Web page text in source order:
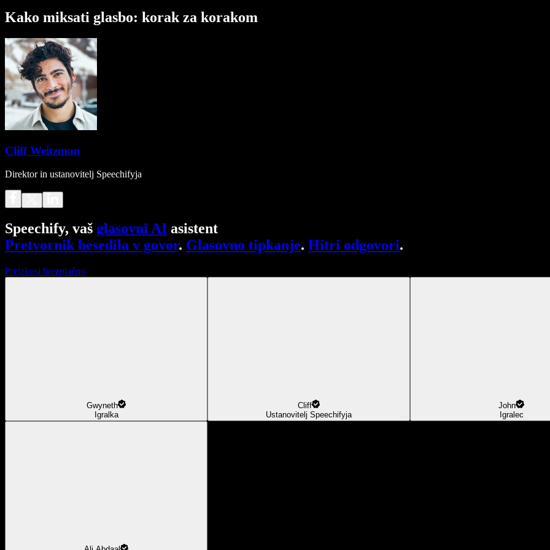
Kako miksati glasbo: korak za korakom
Cliff Weitzman
Direktor in ustanovitelj Speechifyja
Speechify, vaš glasovni AI asistent
Pretvornik besedila v govor. Glasovno tipkanje. Hitri odgovori.
Preizkusi brezplačno
Gwyneth
Igralka
Cliff
Ustanovitelj Speechifyja
John
Igralec